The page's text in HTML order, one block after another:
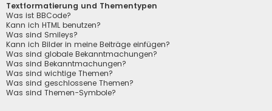
Textformatierung und Thementypen
Was ist BBCode?
Kann ich HTML benutzen?
Was sind Smileys?
Kann ich Bilder in meine Beiträge einfügen?
Was sind globale Bekanntmachungen?
Was sind Bekanntmachungen?
Was sind wichtige Themen?
Was sind geschlossene Themen?
Was sind Themen-Symbole?